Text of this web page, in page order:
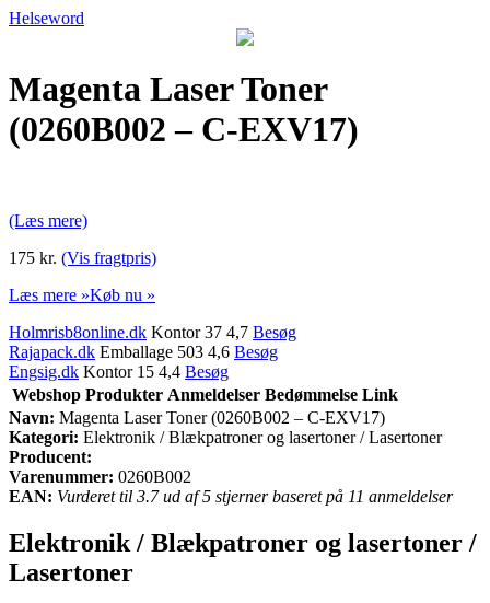
Helseword
Magenta Laser Toner
(0260B002 – C-EXV17)
(Læs mere)
175 kr. (Vis fragtpris)
Læs mere »Køb nu »
Holmrisb8online.dk Kontor 37 4,7 Besøg
Rajapack.dk Emballage 503 4,6 Besøg
Engsig.dk Kontor 15 4,4 Besøg
Webshop Produkter Anmeldelser Bedømmelse Link
Navn: Magenta Laser Toner (0260B002 – C-EXV17)
Kategori: Elektronik / Blækpatroner og lasertoner / Lasertoner
Producent:
Varenummer: 0260B002
EAN: Vurderet til 3.7 ud af 5 stjerner baseret på 11 anmeldelser
Elektronik / Blækpatroner og lasertoner /
Lasertoner